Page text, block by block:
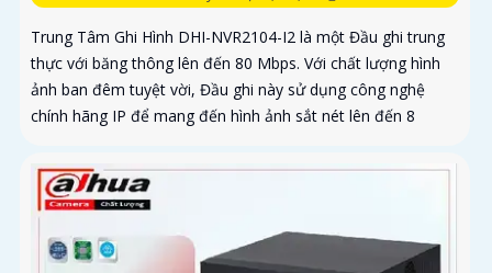
Trung Tâm Ghi Hình DHI-NVR2104-I2 là một Đầu ghi trung
thực với băng thông lên đến 80 Mbps. Với chất lượng hình
ảnh ban đêm tuyệt vời, Đầu ghi này sử dụng công nghệ
chính hãng IP để mang đến hình ảnh sắt nét lên đến 8